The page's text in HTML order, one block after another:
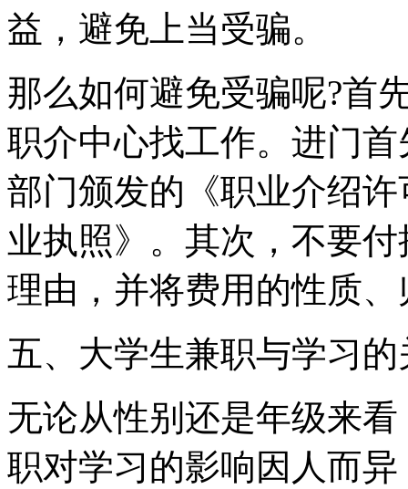
益，避免上当受骗。
那么如何避免受骗呢?首
职介中心找工作。进门
部门颁发的《职业介绍
业执照》。其次，不要
理由，并将费用的性质
五、大学生兼职与学习的
无论从性别还是年级来
职对学习的影响因人而